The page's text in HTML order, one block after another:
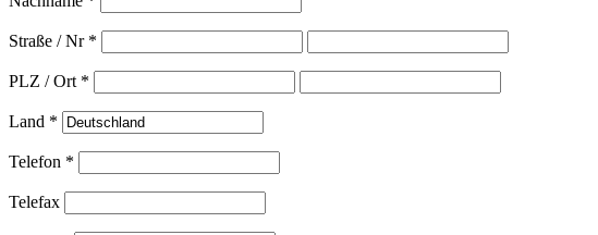
Straße / Nr *
PLZ / Ort *
Land *
Telefon *
Telefax